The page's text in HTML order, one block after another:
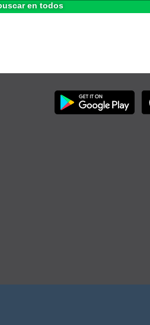
en todos